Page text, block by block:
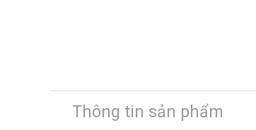
Thông tin sản phẩm